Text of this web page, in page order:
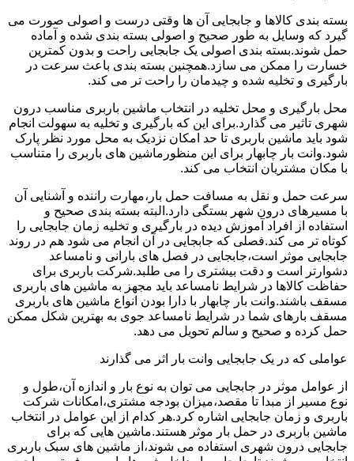
بسته بندی کالاها و جابجایی آن ها وقتی درست و اصولی صورت می
گیرد که وسایل به طور صحیح و اصولی بسته بندی شده و آماده
حمل شوند.بسته بندی اصولی یک جابجایی راحت و بدون کمترین
خسارت را ممکن می سازد.همچنین بسته بندی باعث سرعت در
بارگیری و تخلیه شده و چیدمان را راحت تر می کند.
محل بارگیری و محل تخلیه در انتخاب ماشین باربری مناسب درون
شهری تاثیر می گذارد.برای این که بارگیری و تخلیه به سهولت انجام
شود باید ماشین باربری تا حد امکان نزدیک به محل مورد نظر پارک
شود.وانت بار چابهار برای این منظورماشین های باربری را متناسب
با مکان مشتریان انتخاب می کند.
سرعت حمل و نقل به مسافت حمل بار،مهارت راننده و آشنایی آن
با مسیرهای درون شهر بستگی دارد.البته بسته بندی صحیح و
استفاده از افراد آموزش دیده در بارگیری و تخلیه زمان جابجایی را
کوتاه تر می کند.فصلی که جابجایی در آن انجام می شود هم در روند
جابجایی موثر است،جابجایی در فصل های بارانی و نامساعد
دشوارتر است و دقت بیشتری را می طلبد.شرکت باربری برای
حفاظت کالاها در شرایط نامساعد باید مجهز به ماشین های باربری
مسقف باشند.وانت بار چابهار با دارا بودن انواع ماشین های باربری
مسقف بارهای شما در شرایط نامساعد جوی به بهترین شکل ممکن
حمل کرده و صحیح و سالم تحویل می دهد.
عواملی که در یک جابجایی وانت بار اثر می گذارند
از عوامل موثر در جابجایی می توان به نوع بار و اندازه آن،طول و
نوع مسیر از مبدا تا مقصد،میزان بودجه مشتری،امکانات شرکت
باربری و زمان جابجایی اشاره کرد.هر کدام از این عوامل در انتخاب
ماشین باربری در حمل بار موثر هستند.ماشین هایی که برای
جابجایی درون شهری استفاده می شوند،از ماشین های سبک باربری